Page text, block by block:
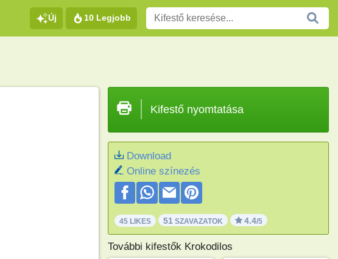
Új 10 Legjobb
Kifestő nyomtatása
Download
Online színezés
45 LIKES 51 SZAVAZATOK 4.4/5
További kifestők Krokodilos